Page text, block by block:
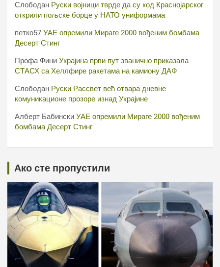
Слободан Руски војници тврде да су код Краснојарског
открили пољске борце у НАТО униформама
петко57 УАЕ опремили Мираге 2000 вођеним бомбама
Десерт Стинг
Профа Фини Украјина први пут званично приказала
СТАСХ са Хеллфире ракетама на камиону ДАФ
Слободан Руски Рассвет већ отвара дневне
комуникационе прозоре изнад Украјине
Алберт Бабински УАЕ опремили Мираге 2000 вођеним
бомбама Десерт Стинг
Ако сте пропустили